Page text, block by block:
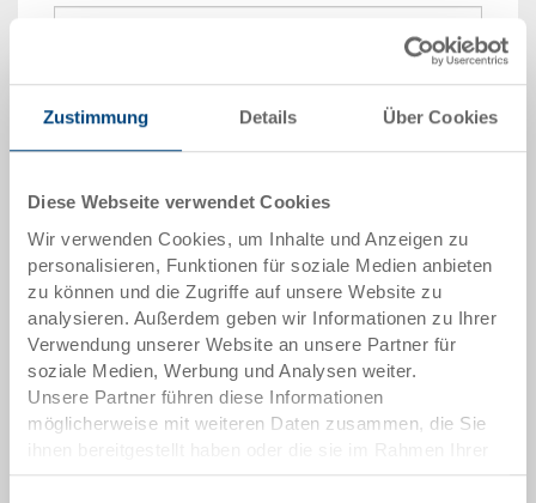
Zustimmung Details Über Cookies
Diese Webseite verwendet Cookies
Wir verwenden Cookies, um Inhalte und Anzeigen zu
personalisieren, Funktionen für soziale Medien anbieten
zu können und die Zugriffe auf unsere Website zu
analysieren. Außerdem geben wir Informationen zu Ihrer
Verwendung unserer Website an unsere Partner für
soziale Medien, Werbung und Analysen weiter.
Unsere Partner führen diese Informationen
möglicherweise mit weiteren Daten zusammen, die Sie
Nutzung der Dienste gesammelt haben.
In den Warenkorb
ab 10 Stück CHF 13.60
ab 50 Stück CHF 12.40
ab 100 Stück CHF 11.35
ab 250 Stück CHF 9.80
Mengenstaffeln entsprechen Verpackungseinheiten.